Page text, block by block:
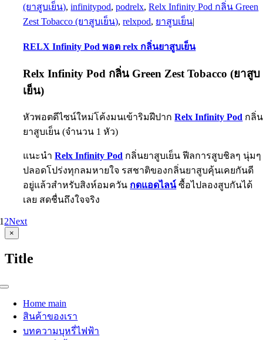
(ยาสูบเย็น),infinitypod,podrelx,Relx Infinity Pod กลิ่น Green
Zest Tobacco (ยาสูบเย็น),relxpod, ยาสูบเย็น|
RELX Infinity Pod พอต relx กลิ่นยาสูบเย็น
Relx Infinity Pod กลิ่น Green Zest Tobacco (ยาสูบ
เย็น)
หัวพอตดีไซน์ใหม่โค้งมนเข้าริมฝีปากRelx Infinity Pod กลิ่น
ยาสูบเย็น (จำนวน 1 หัว)
แนะนำRelx Infinity Pod กลิ่นยาสูบเย็น ฟีลการสูบชิลๆ นุ่มๆ
ปลอดโปร่งทุกลมหายใจ รสชาติของกลิ่นยาสูบคุ้นเคยกันดี
อยู่แล้วสำหรับสิงห์อมควัน กดแอดไลน์ซื้อไปลองสูบกันได้
เลย สดชื่นถึงใจจริง
1 2Next
Close
product
view
×
Title
Toggle
NavigationHome main
สินค้าของเรา
บทความบุหรี่ไฟฟ้า